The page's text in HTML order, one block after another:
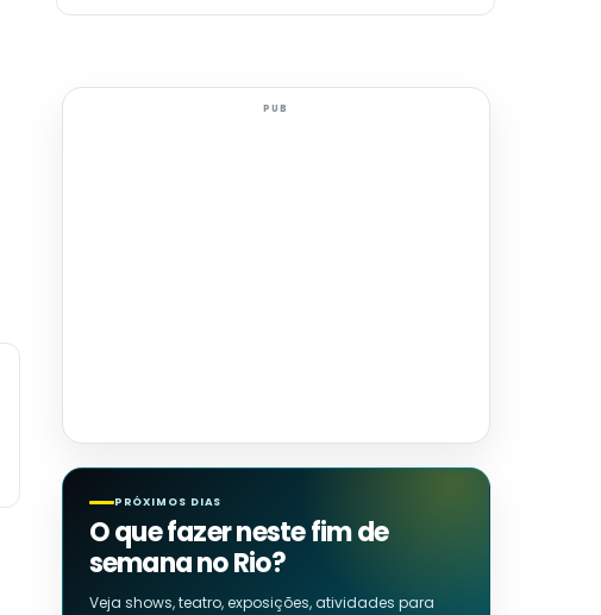
PUB
PRÓXIMOS DIAS
O que fazer neste fim de
semana no Rio?
Veja shows, teatro, exposições, atividades para